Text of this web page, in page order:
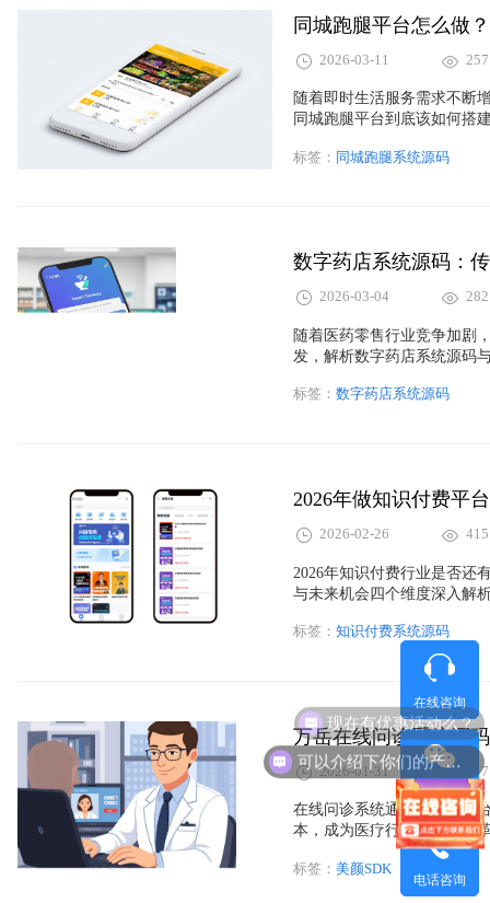
同城跑腿平台怎么做
2026-03-11 257
随着即时生活服务需求不断
同城跑腿平台到底该如何搭
统，实现平台快速上线运营
标签： 同城跑腿系统源码
2026-03-04 282
随着医药零售行业竞争加剧
发，解析数字药店系统源码
和医药企业的选择。通过数
标签： 数字药店系统源码
2026年做知识付费平
2026-02-26 415
2026年知识付费行业是否还
与未来机会四个维度深入解
了解知识付费平台源码商业
标签： 知识付费系统源码
万岳在线问诊系统源
2026-01-31 347
在线问诊系统通过互联网平
本，成为医疗行业的重要变
市场前景以及如何选择合适
也为软件开发企业带来了巨
将迎来更多的创新与发展机
标签： 美颜SDK
在线咨询
微信咨询
电话咨询
可以介绍下你们的产品么？
现在有优惠活动么？